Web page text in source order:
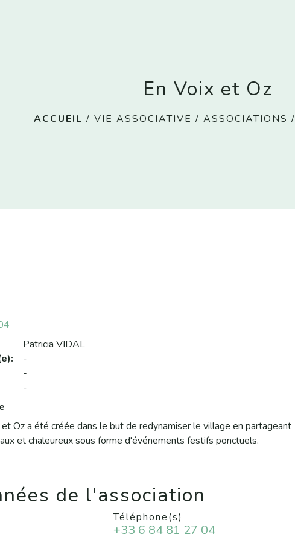
En Voix et Oz
ACCUEIL /VIE ASSOCIATIVE /ASSOCIATIONS /
Patricia VIDAL
-
-
-
Oz a été créée dans le but de redynamiser le village en partageant
et chaleureux sous forme d'événements festifs ponctuels.
de l'association
Téléphone(s)
+33 6 84 81 27 04